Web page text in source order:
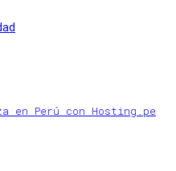
en Perú con Hosting.pe